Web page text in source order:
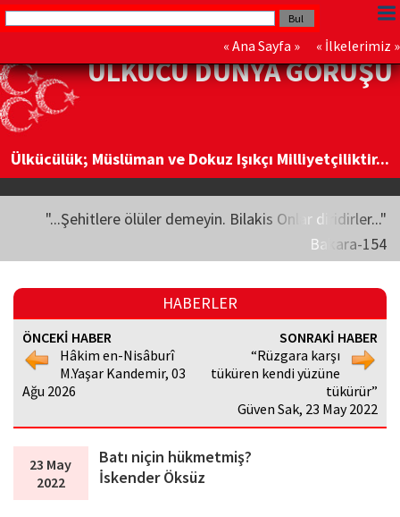
« Ana Sayfa » « İlkelerimiz »
ÜLKÜCÜ DÜNYA GÖRÜŞÜ
Ülkücülük; Müslüman ve Dokuz Işıkçı Milliyetçiliktir...
"...Şehitlere ölüler demeyin. Bilakis Onlar diridirler..."
Bakara-154
HABERLER
ÖNCEKİ HABER
Hâkim en-Nisâburî
M.Yaşar Kandemir, 03
Ağu 2026
SONRAKİ HABER
“Rüzgara karşı
tüküren kendi yüzüne
tükürür”
Güven Sak, 23 May 2022
23 May
2022
Batı niçin hükmetmiş?
İskender Öksüz